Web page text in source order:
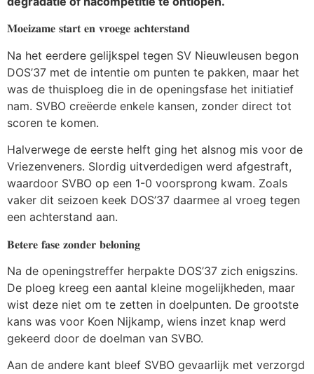
𝐌𝐨𝐞𝐢𝐳𝐚𝐦𝐞 𝐬𝐭𝐚𝐫𝐭 𝐞𝐧 𝐯𝐫𝐨𝐞𝐠𝐞 𝐚𝐜𝐡𝐭𝐞𝐫𝐬𝐭𝐚𝐧𝐝
Na het eerdere gelijkspel tegen SV Nieuwleusen begon
DOS’37 met de intentie om punten te pakken, maar het
was de thuisploeg die in de openingsfase het initiatief
nam. SVBO creëerde enkele kansen, zonder direct tot
scoren te komen.
Halverwege de eerste helft ging het alsnog mis voor de
Vriezenveners. Slordig uitverdedigen werd afgestraft,
waardoor SVBO op een 1-0 voorsprong kwam. Zoals
vaker dit seizoen keek DOS’37 daarmee al vroeg tegen
een achterstand aan.
𝐁𝐞𝐭𝐞𝐫𝐞 𝐟𝐚𝐬𝐞 𝐳𝐨𝐧𝐝𝐞𝐫 𝐛𝐞𝐥𝐨𝐧𝐢𝐧𝐠
Na de openingstreffer herpakte DOS’37 zich enigszins.
De ploeg kreeg een aantal kleine mogelijkheden, maar
wist deze niet om te zetten in doelpunten. De grootste
kans was voor Koen Nijkamp, wiens inzet knap werd
gekeerd door de doelman van SVBO.
Aan de andere kant bleef SVBO gevaarlijk met verzorgd